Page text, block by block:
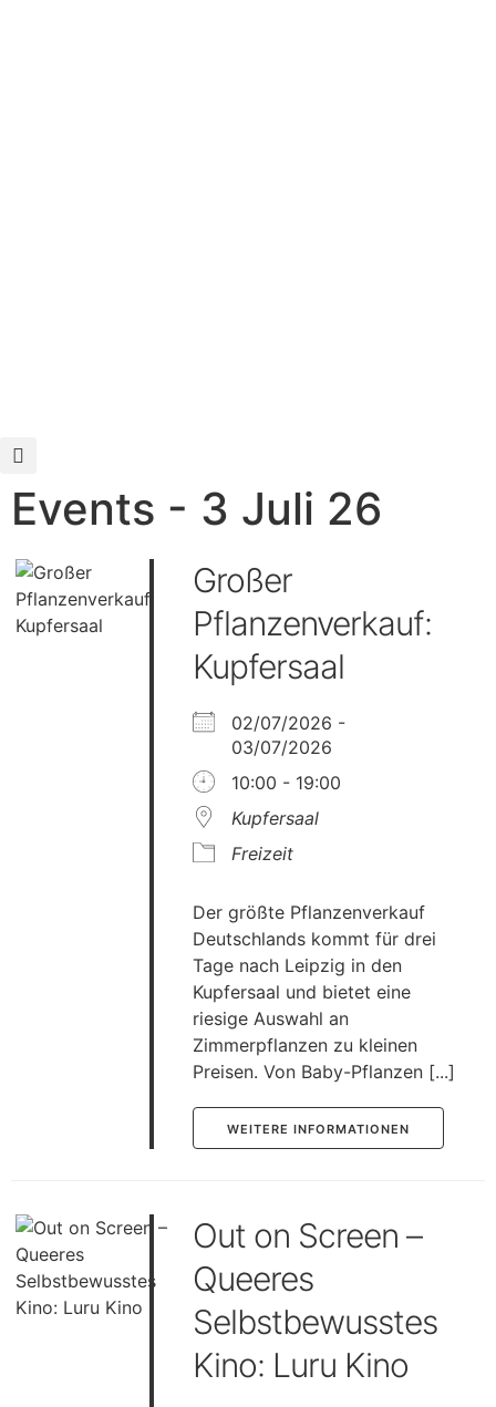
Events - 3 Juli 26
Großer
Pflanzenverkauf:
Kupfersaal
02/07/2026 -
03/07/2026
10:00 - 19:00
Kupfersaal
Freizeit
Der größte Pflanzenverkauf
Deutschlands kommt für drei
Tage nach Leipzig in den
Kupfersaal und bietet eine
riesige Auswahl an
Zimmerpflanzen zu kleinen
Preisen. Von Baby-Pflanzen [...]
WEITERE INFORMATIONEN
Out on Screen –
Queeres
Selbstbewusstes
Kino: Luru Kino